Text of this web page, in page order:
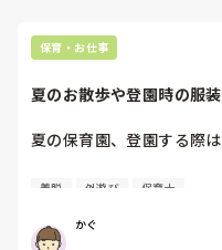
保育・お仕事
夏のお散歩や登園時の服
夏の保育園、登園する際
保育園内で、長ズボン！
暑いので、ハーフパンツ
着脱 外遊び 保育士
かぐ